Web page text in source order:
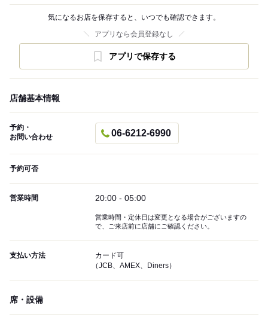
気になるお店を保存すると、いつでも確認できます。
アプリなら会員登録なし
アプリで保存する
店舗基本情報
予約・
お問い合わせ
06-6212-6990
予約可否
営業時間 20:00 - 05:00
営業時間・定休日は変更となる場合がございますの
で、ご来店前に店舗にご確認ください。
支払い方法
カード可
（JCB、AMEX、Diners）
席・設備